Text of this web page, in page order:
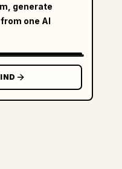
generate
one AI